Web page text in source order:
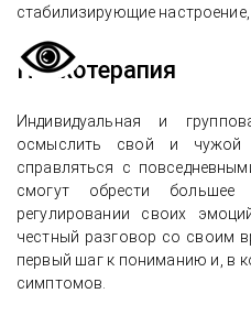
стабилизирующие
Психотерапия
Индивидуальная и
осмыслить свой и чужой
справляться с
смогут обрести
регулировании своих
честный разговор со своим
первый шаг к пониманию и, в
симптомов.